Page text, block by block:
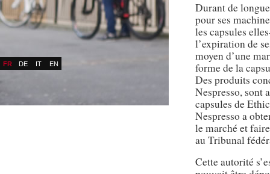
FR DE IT EN
Durant de
pour ses
les capsules
l’expiration de
moyen d’une
forme de la
Des produits
Nespresso, sont
capsules de
Nespresso a
le marché et
au Tribunal
Cette autorité